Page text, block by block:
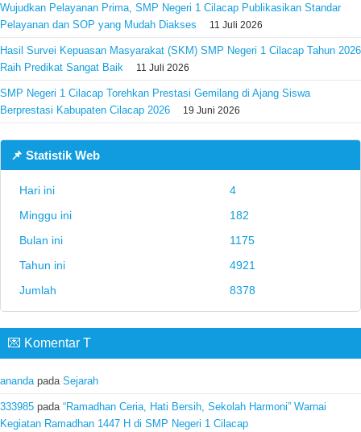
Wujudkan Pelayanan Prima, SMP Negeri 1 Cilacap Publikasikan Standar
Pelayanan dan SOP yang Mudah Diakses
11 Juli 2026
Hasil Survei Kepuasan Masyarakat (SKM) SMP Negeri 1 Cilacap Tahun 2026
Raih Predikat Sangat Baik
11 Juli 2026
SMP Negeri 1 Cilacap Torehkan Prestasi Gemilang di Ajang Siswa
Berprestasi Kabupaten Cilacap 2026
19 Juni 2026
📌 Statistik Web
Hari ini
4
Minggu ini
182
Bulan ini
1175
Tahun ini
4921
Jumlah
8378
💌 Komentar T
ananda pada Sejarah
333985 pada “Ramadhan Ceria, Hati Bersih, Sekolah Harmoni” Warnai
Kegiatan Ramadhan 1447 H di SMP Negeri 1 Cilacap